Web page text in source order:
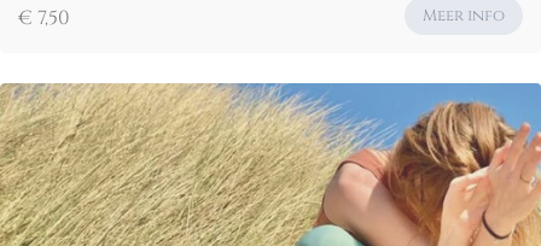
€ 7,50 Meer info